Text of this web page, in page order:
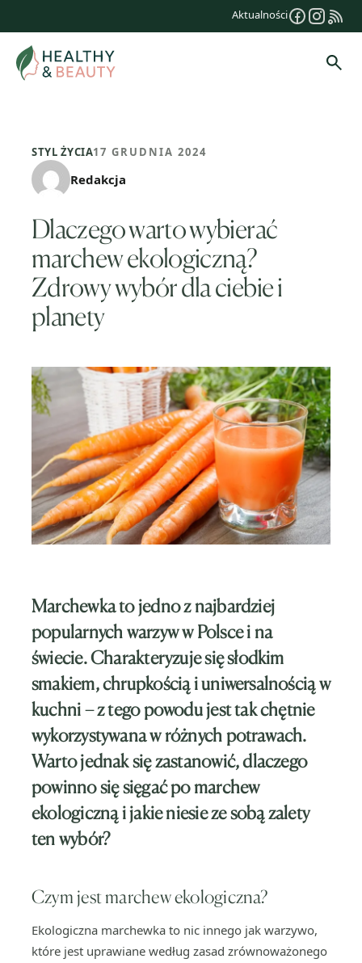
treści
Aktualności
STYL ŻYCIA17 GRUDNIA 2024
Redakcja
Dlaczego warto wybierać
marchew ekologiczną?
Zdrowy wybór dla ciebie i
planety
Marchewka to jedno z najbardziej
popularnych warzyw w Polsce i na
świecie. Charakteryzuje się słodkim
smakiem, chrupkością i uniwersalnością w
kuchni – z tego powodu jest tak chętnie
wykorzystywana w różnych potrawach.
Warto jednak się zastanowić, dlaczego
powinno się sięgać po marchew
ekologiczną i jakie niesie ze sobą zalety
ten wybór?
Czym jest marchew ekologiczna?
Ekologiczna marchewka to nic innego jak warzywo,
które jest uprawiane według zasad zrównoważonego